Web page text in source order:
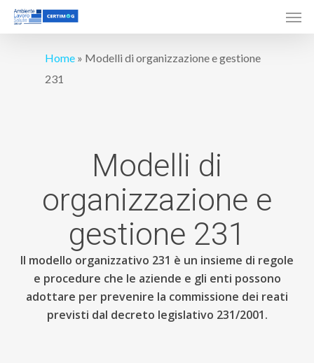
Skip
Home » Modelli di organizzazione e gestione
231
Modelli di
organizzazione e
gestione 231
Il modello organizzativo 231 è un insieme di regole
e procedure che le aziende e gli enti possono
adottare per prevenire la commissione dei reati
previsti dal decreto legislativo 231/2001.